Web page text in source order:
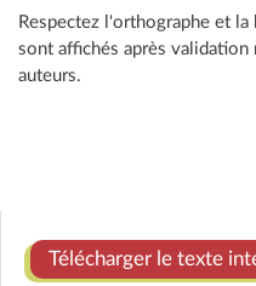
Respectez l'orthographe et la
sont affichés après validation
auteurs.
Télécharger le texte